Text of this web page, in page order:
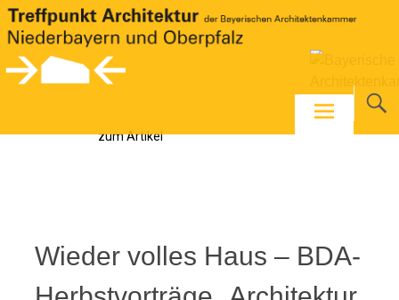
Skip
to
zum Artikel
Wieder volles Haus – BDA-